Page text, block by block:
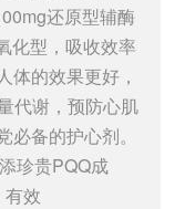
还原型辅酶
化型，吸收效率
体的效果更好，
代谢，预防心肌
备的护心剂。
珍贵PQQ成
效